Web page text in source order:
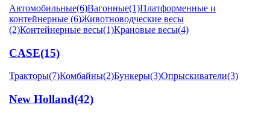
Автомобильные(6)Вагонные(1)Платформенные и
контейнерные (6)Животноводческие весы
(2)Контейнерные весы(1)Крановые весы(4)
CASE(15)
Тракторы(7)Комбайны(2)Бункеры(3)Опрыскиватели(3)
New Holland(42)